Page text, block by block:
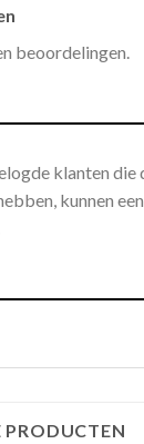
beoordelingen.
klanten
kunnen
PRODUCTEN